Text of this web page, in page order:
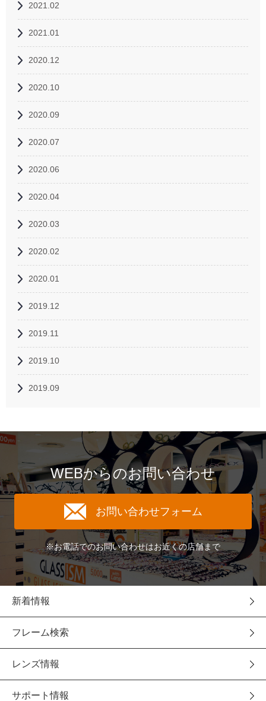
2021.02
2021.01
2020.12
2020.10
2020.09
2020.07
2020.06
2020.04
2020.03
2020.02
2020.01
2019.12
2019.11
2019.10
2019.09
WEBからのお問い合わせ
お問い合わせフォーム
※お電話でのお問い合わせはお近くの店舗まで
新着情報
フレーム検索
レンズ情報
サポート情報